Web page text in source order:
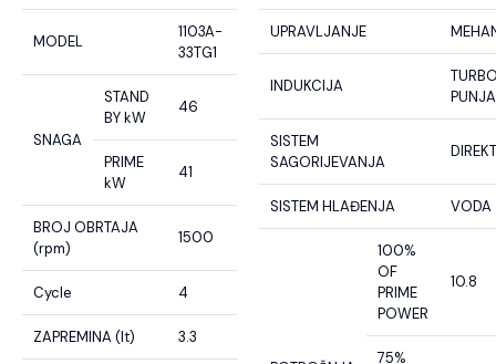
MODEL
1103A-
33TG1
SNAGA
STAND
BY kW
46
PRIME
kW
41
BROJ OBRTAJA
(rpm)
1500
Cycle 4
ZAPREMINA (lt) 3.3
UPRAVLJANJE
INDUKCIJA
SISTEM
SAGORIJEVANJA
SISTEM HLAĐENJA VODA
100%
OF
PRIME
POWER
10.8
75%